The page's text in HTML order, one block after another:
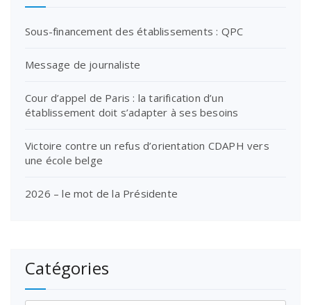
Sous-financement des établissements : QPC
Message de journaliste
Cour d’appel de Paris : la tarification d’un
établissement doit s’adapter à ses besoins
Victoire contre un refus d’orientation CDAPH vers
une école belge
2026 – le mot de la Présidente
Catégories